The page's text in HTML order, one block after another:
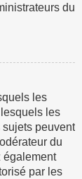
du
les
les
peuvent
du
également
par les